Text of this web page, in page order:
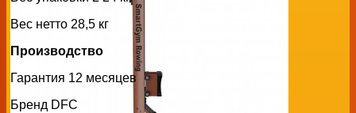
Вес нетто 28,5 кг
Производство
Гарантия 12 месяцев
Бренд DFC